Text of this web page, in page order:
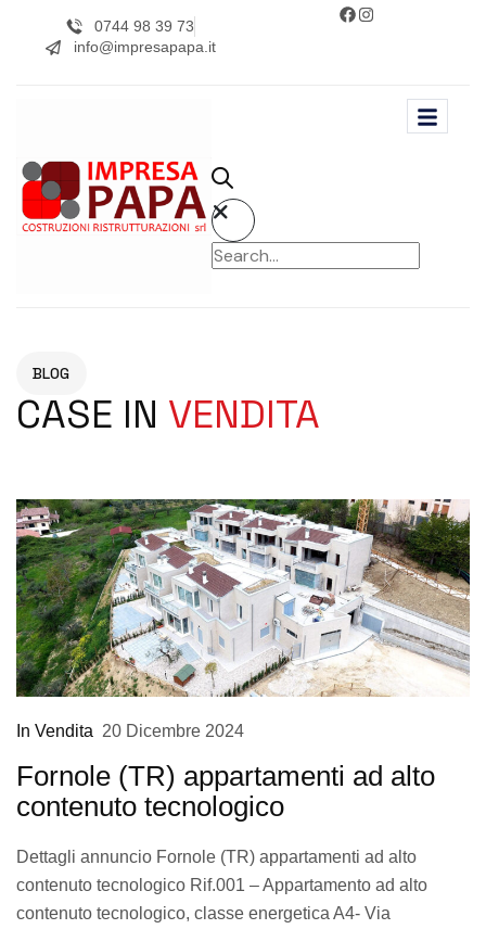
0744 98 39 73
info@impresapapa.it
BLOG
CASE IN VENDITA
In Vendita 20 Dicembre 2024
Fornole (TR) appartamenti ad alto
contenuto tecnologico
Dettagli annuncio Fornole (TR) appartamenti ad alto
contenuto tecnologico Rif.001 – Appartamento ad alto
contenuto tecnologico, classe energetica A4- Via